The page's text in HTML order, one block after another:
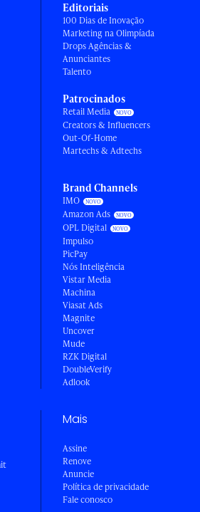
Editoriais
100 Dias de Inovação
Marketing na Olimpíada
Drops Agências &
Anunciantes
Talento
Patrocinados
Retail Media
Creators & Influencers
Out-Of-Home
Martechs & Adtechs
Brand Channels
IMO
Amazon Ads
OPL Digital
Impulso
PicPay
Nós Inteligência
Vistar Media
Machina
Viasat Ads
Magnite
Uncover
Mude
RZK Digital
DoubleVerify
Adlook
Mais
Assine
Renove
Anuncie
Política de privacidade
Fale conosco